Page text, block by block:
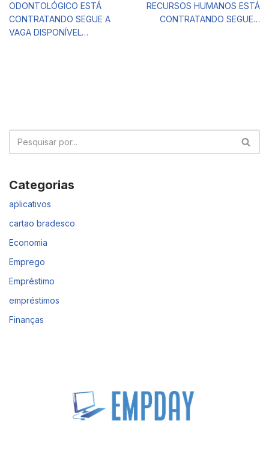
ODONTOLÓGICO ESTÁ
CONTRATANDO SEGUE A
VAGA DISPONÍVEL…
RECURSOS HUMANOS ESTÁ
CONTRATANDO SEGUE…
Categorias
aplicativos
cartao bradesco
Economia
Emprego
Empréstimo
empréstimos
Finanças